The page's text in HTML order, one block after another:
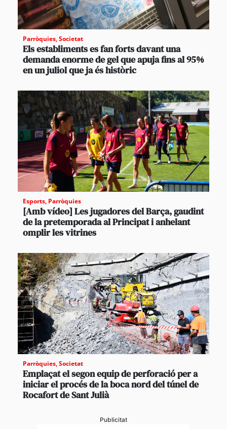
Parròquies,Societat
Els establiments es fan forts davant una
demanda enorme de gel que apuja fins al 95%
en un juliol que ja és històric
Esports, Parròquies
[Amb vídeo] Les jugadores del Barça, gaudint
de la pretemporada al Principat i anhelant
omplir les vitrines
Parròquies,Societat
Emplaçat el segon equip de perforació per a
iniciar el procés de la boca nord del túnel de
Rocafort de Sant Julià
Publicitat